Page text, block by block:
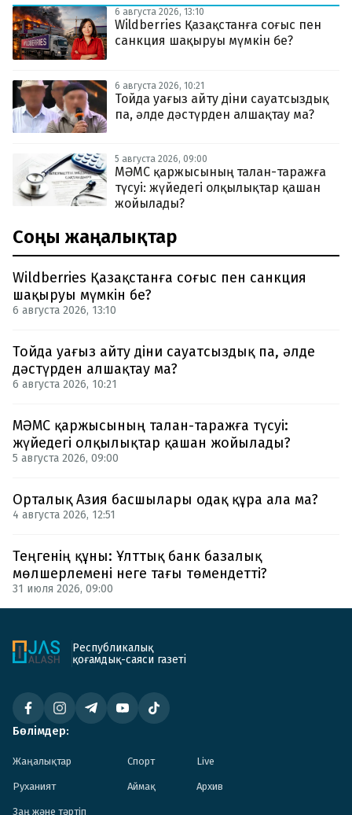
6 августа 2026, 13:10
Wildberries Қазақстанға соғыс пен
санкция шақыруы мүмкін бе?
6 августа 2026, 10:21
Тойда уағыз айту діни сауатсыздық
па, әлде дәстүрден алшақтау ма?
5 августа 2026, 09:00
МӘМС қаржысының талан-таражға
түсуі: жүйедегі олқылықтар қашан
жойылады?
Соңғы жаңалықтар
Wildberries Қазақстанға соғыс пен санкция
шақыруы мүмкін бе?
6 августа 2026, 13:10
Тойда уағыз айту діни сауатсыздық па, әлде
дәстүрден алшақтау ма?
6 августа 2026, 10:21
МӘМС қаржысының талан-таражға түсуі:
жүйедегі олқылықтар қашан жойылады?
5 августа 2026, 09:00
Орталық Азия басшылары одақ құра ала ма?
4 августа 2026, 12:51
Теңгенің құны: Ұлттық банк базалық
мөлшерлемені неге тағы төмендетті?
31 июля 2026, 09:00
Республикалық
қоғамдық-саяси газеті
Бөлімдер:
Жаңалықтар Спорт Live
Руханият Аймақ Архив
Заң және тәртіп